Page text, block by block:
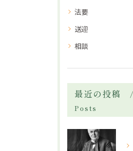
法要
送迎
相談
最近の投稿
Posts